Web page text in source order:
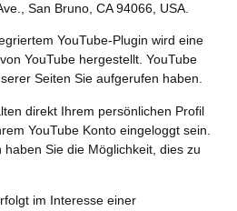
San Bruno, CA 94066, USA.
YouTube-Plugin wird eine
YouTube hergestellt. YouTube
Seiten Sie aufgerufen haben.
direkt Ihrem persönlichen Profil
YouTube Konto eingeloggt sein.
Sie die Möglichkeit, dies zu
im Interesse einer